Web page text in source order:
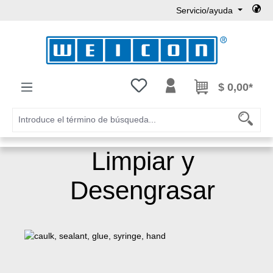
Servicio/ayuda
Tienes 0 artículos en tu lista de
$ 0,00*
Limpiar y
Desengrasar